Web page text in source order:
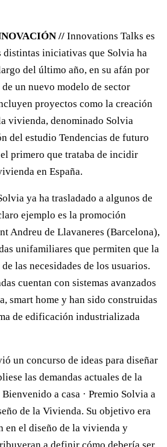
// Innovations Talks es
distintas iniciativas que Solvia ha
del último año, en su afán por
un nuevo modelo de sector
proyectos como la creación
vivienda, denominado Solvia
del estudio Tendencias de futuro
primero que trataba de incidir
en España.
ya ha trasladado a algunos de
ejemplo es la promoción
Andreu de Llavaneres (Barcelona),
unifamiliares que permiten que la
las necesidades de los usuarios.
cuentan con sistemas avanzados
smart home y han sido construidas
de edificación industrializada
un concurso de ideas para diseñar
las demandas actuales de la
a casa · Premio Solvia a
de la Vivienda. Su objetivo era
en el diseño de la vivienda y